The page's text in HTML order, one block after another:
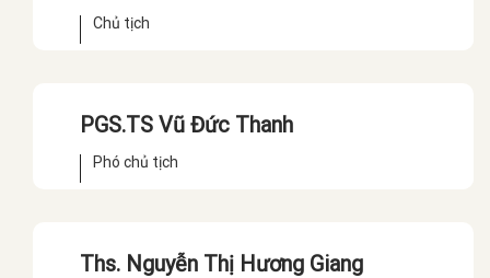
Chủ tịch
PGS.TS Vũ Đức Thanh
Phó chủ tịch
Ths. Nguyễn Thị Hương Giang